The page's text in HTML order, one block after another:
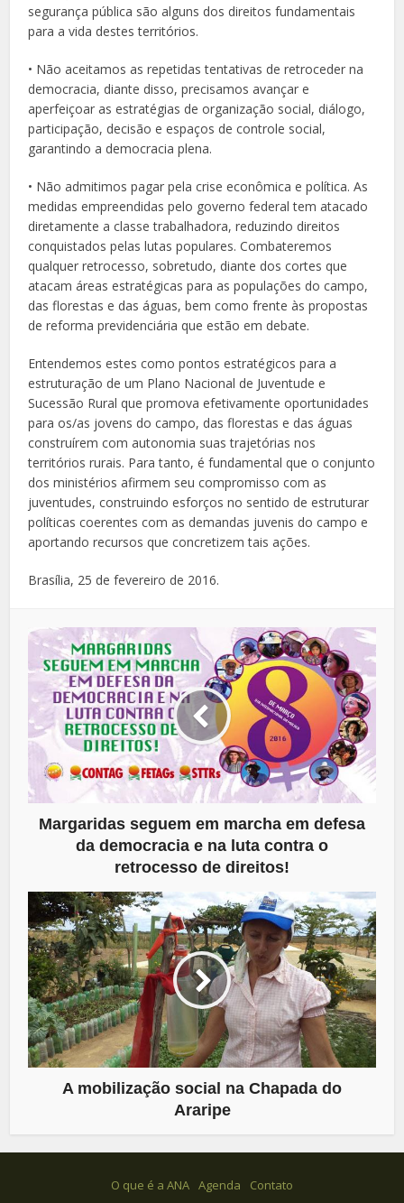
segurança pública são alguns dos direitos fundamentais
para a vida destes territórios.
• Não aceitamos as repetidas tentativas de retroceder na
democracia, diante disso, precisamos avançar e
aperfeiçoar as estratégias de organização social, diálogo,
participação, decisão e espaços de controle social,
garantindo a democracia plena.
• Não admitimos pagar pela crise econômica e política. As
medidas empreendidas pelo governo federal tem atacado
diretamente a classe trabalhadora, reduzindo direitos
conquistados pelas lutas populares. Combateremos
qualquer retrocesso, sobretudo, diante dos cortes que
atacam áreas estratégicas para as populações do campo,
das florestas e das águas, bem como frente às propostas
de reforma previdenciária que estão em debate.
Entendemos estes como pontos estratégicos para a
estruturação de um Plano Nacional de Juventude e
Sucessão Rural que promova efetivamente oportunidades
para os/as jovens do campo, das florestas e das águas
construírem com autonomia suas trajetórias nos
territórios rurais. Para tanto, é fundamental que o conjunto
dos ministérios afirmem seu compromisso com as
juventudes, construindo esforços no sentido de estruturar
políticas coerentes com as demandas juvenis do campo e
aportando recursos que concretizem tais ações.
Brasília, 25 de fevereiro de 2016.
Margaridas seguem em marcha em defesa
da democracia e na luta contra o
retrocesso de direitos!
A mobilização social na Chapada do
Araripe
O que é a ANA Agenda Contato